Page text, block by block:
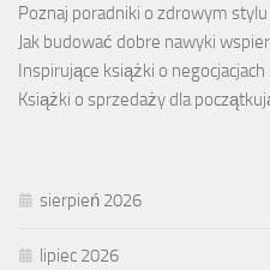
Poznaj poradniki o zdrowym
Jak budować dobre nawyki
Inspirujące książki o
Książki o sprzedaży dla
sierpień 2026
lipiec 2026